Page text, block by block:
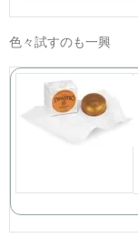
色々試すのも一興